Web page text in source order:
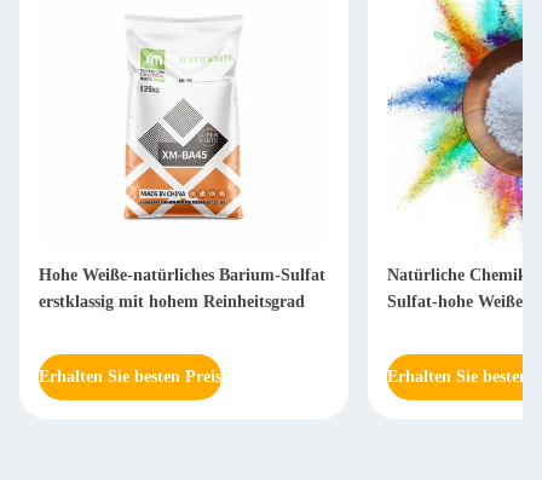
Hohe Weiße-natürliches Barium-Sulfat
erstklassig mit hohem Reinheitsgrad
Erhalten Sie besten Preis
Natürliche
Sulfat-hohe Weiße-
Erhalten Sie besten